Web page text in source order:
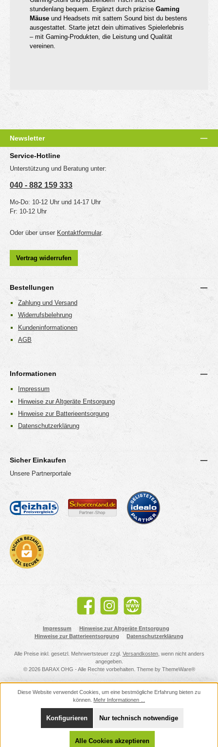
stundenlang bequem. Ergänzt durch präzise Gaming
Mäuse und Headsets mit sattem Sound bist du bestens
ausgestattet. Starte jetzt dein ultimatives Spielerlebnis
– mit Gaming-Produkten, die Leistung und Qualität
vereinen.
Newsletter
Service-Hotline
Unterstützung und Beratung unter:
040 - 882 159 333
Mo-Do: 10-12 Uhr und 14-17 Uhr
Fr: 10-12 Uhr
Oder über unser Kontaktformular.
Vertrag widerrufen
Bestellungen
Zahlung und Versand
Widerrufsbelehrung
Kundeninformationen
AGB
Informationen
Impressum
Hinweise zur Altgeräte Entsorgung
Hinweise zur Batterieentsorgung
Datenschutzerklärung
Sicher Einkaufen
Unsere Partnerportale
Facebook Instagram Website
Impressum
Hinweise zur Altgeräte Entsorgung
Hinweise zur Batterieentsorgung
Datenschutzerklärung
Alle Preise inkl. gesetzl. Mehrwertsteuer zzgl. Versandkosten, wenn nicht anders
angegeben.
© 2026 BARAX OHG - Alle Rechte vorbehalten. Theme by ThemeWare®
Diese Website verwendet Cookies, um eine bestmögliche Erfahrung bieten zu
können. Mehr Informationen ...
Nur technisch notwendige
Konfigurieren
Alle Cookies akzeptieren